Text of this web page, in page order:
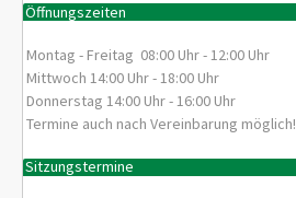
Öffnungszeiten
Montag - Freitag 08:00 Uhr - 12:00 Uhr
Mittwoch 14:00 Uhr - 18:00 Uhr
Donnerstag 14:00 Uhr - 16:00 Uhr
Termine auch nach Vereinbarung möglich!
Sitzungstermine